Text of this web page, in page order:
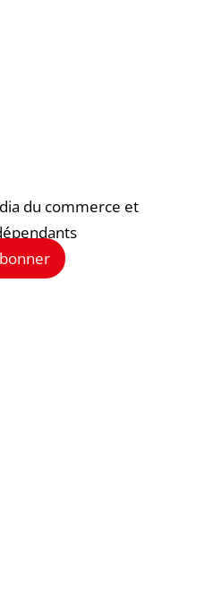
du commerce et